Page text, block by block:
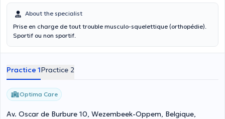
About the specialist
Prise en charge de tout trouble musculo-squelettique (orthopédie).
Sportif ou non sportif.
Practice 1Practice 2
Optima Care
Av. Oscar de Burbure 10, Wezembeek-Oppem, Belgique,